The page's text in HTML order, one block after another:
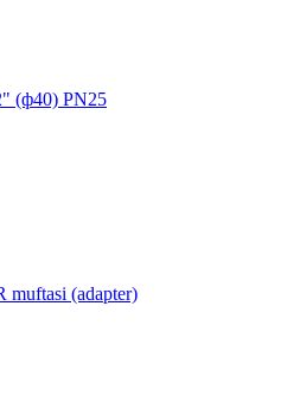
(ф40) PN25
(adapter)